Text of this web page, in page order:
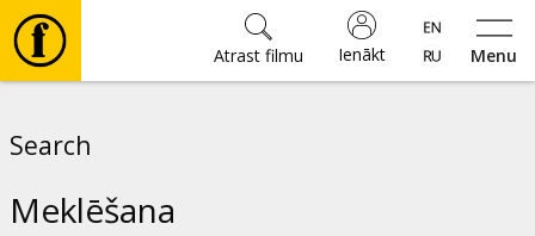
Menu
Ienākt
Atrast filmu
Search
Meklēšana